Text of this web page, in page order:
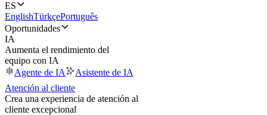
ES
EnglishTürkçePortuguês
Oportunidades
IA
Aumenta el rendimiento del
equipo con IA
Agente de IA
Asistente de IA
Atención al cliente
Crea una experiencia de atención al
cliente excepcional